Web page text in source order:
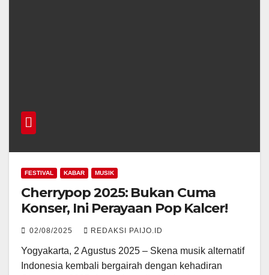
FESTIVAL KABAR MUSIK
Cherrypop 2025: Bukan Cuma
Konser, Ini Perayaan Pop Kalcer!
02/08/2025 REDAKSI PAIJO.ID
Yogyakarta, 2 Agustus 2025 – Skena musik alternatif
Indonesia kembali bergairah dengan kehadiran